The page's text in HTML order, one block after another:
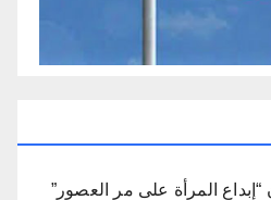
المرأة على مر العصور”